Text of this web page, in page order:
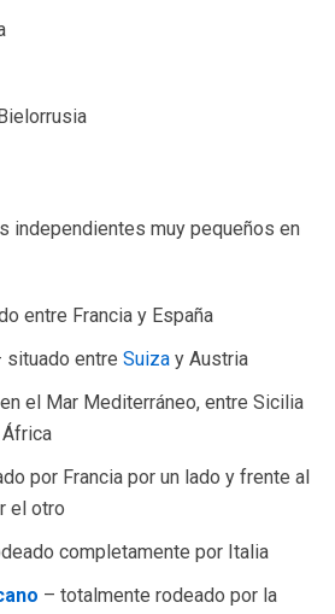
independientes muy pequeños en
entre Francia y España
situado entre Suiza y Austria
el Mar Mediterráneo, entre Sicilia
por Francia por un lado y frente al
el otro
completamente por Italia
– totalmente rodeado por la